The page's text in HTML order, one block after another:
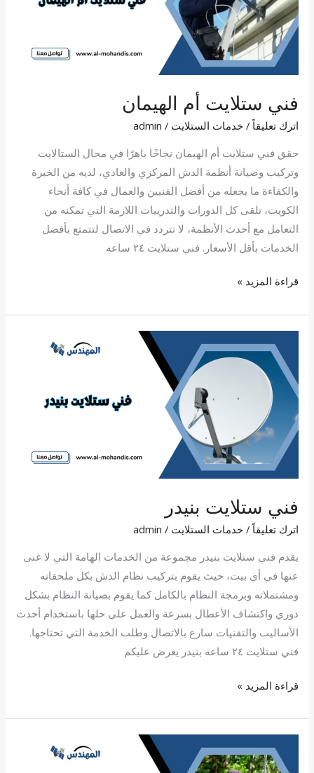
فني ستلايت أم الهيمان
اترك تعليقاً /خدمات الستلايت /
admin
حقق فني ستلايت أم الهيمان نجاحًا باهرًا في مجال الستالايت
وتركيب وصيانة أنظمة الدش المركزي والعادي، لديه من الخبرة
والكفاءة ما يجعله من أفضل الفنيين والعمال في كافة أنحاء
الكويت، تلقى كل الدورات والتدريبات اللازمة التي تمكنه من
التعامل مع أحدث الأنظمة، لا تتردد في الاتصال لتتمتع بأفضل
الخدمات بأقل الأسعار. فني ستلايت ٢٤ ساعه
قراءة المزيد »
فني ستلايت بنيدر
اترك تعليقاً /خدمات الستلايت /
admin
يقدم فني ستلايت بنيدر مجموعة من الخدمات الهامة التي لا غنى
عنها في أي بيت، حيث يقوم بتركيب نظام الدش بكل ملحقاته
ومشتملاته وبرمجة النظام بالكامل كما يقوم بصيانة النظام بشكل
دوري واكتشاف الأعطال بسرعة والعمل على حلها باستخدام أحدث
الأساليب والتقنيات سارع بالاتصال وطلب الخدمة التي تحتاجها.
فني ستلايت ٢٤ ساعه بنيدر يعرض عليكم
ستلايت
بنيدر
قراءة المزيد »
ستلايت